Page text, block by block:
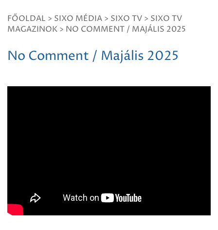
FŐOLDAL > SIXO MÉDIA > SIXO TV > SIXO TV
MAGAZINOK > NO COMMENT / MAJÁLIS 2025
No Comment / Majális 2025